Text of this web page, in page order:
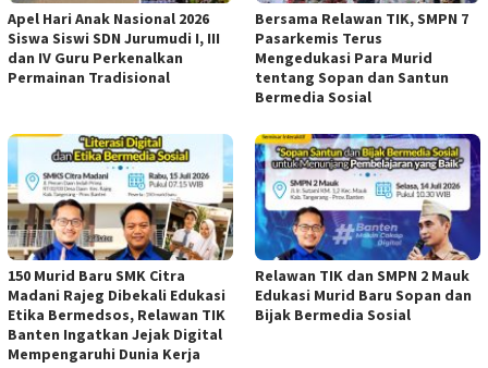
Apel Hari Anak Nasional 2026
Siswa Siswi SDN Jurumudi I, III
dan IV Guru Perkenalkan
Permainan Tradisional
Bersama Relawan TIK, SMPN 7
Pasarkemis Terus
Mengedukasi Para Murid
tentang Sopan dan Santun
Bermedia Sosial
150 Murid Baru SMK Citra
Madani Rajeg Dibekali Edukasi
Etika Bermedsos, Relawan TIK
Banten Ingatkan Jejak Digital
Mempengaruhi Dunia Kerja
Relawan TIK dan SMPN 2 Mauk
Edukasi Murid Baru Sopan dan
Bijak Bermedia Sosial